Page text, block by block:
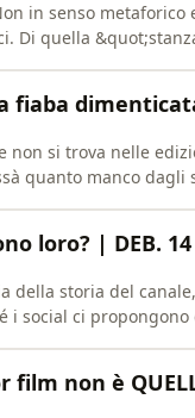
in senso
Di quella
la fiaba
non si trova nelle
quanto manco
loro? | DEB. 14
della storia del
i social ci
film non è